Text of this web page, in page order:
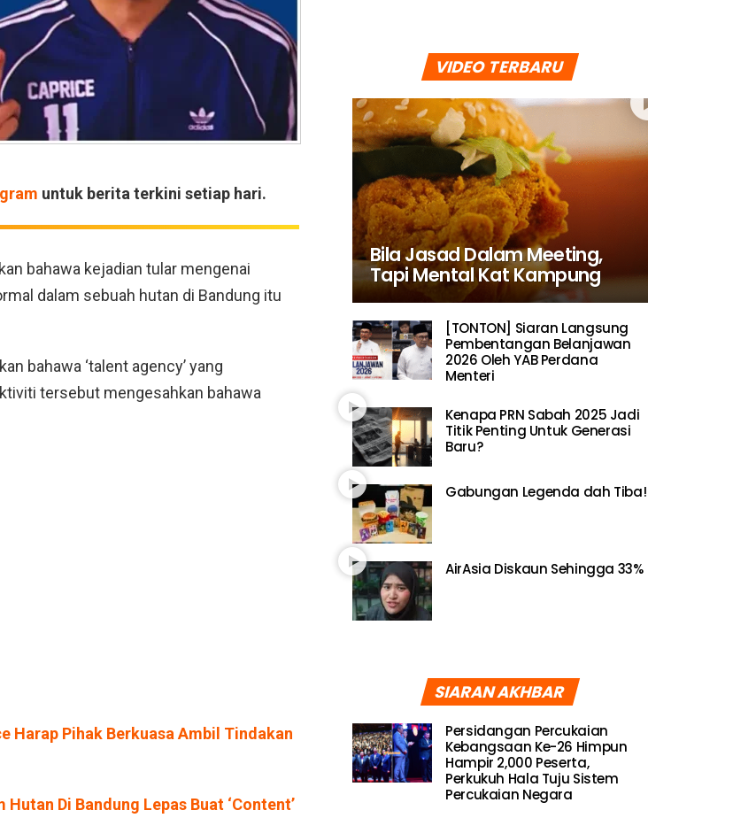
untuk berita terkini setiap hari.
bahawa kejadian tular mengenai
dalam sebuah hutan di Bandung itu
bahawa ‘talent agency’ yang
tersebut mengesahkan bahawa
Harap Pihak Berkuasa Ambil Tindakan
Di Bandung Lepas Buat ‘Content’
VIDEO TERBARU
Bila Jasad Dalam Meeting,
Tapi Mental Kat Kampung
[TONTON] Siaran Langsung
Pembentangan Belanjawan
2026 Oleh YAB Perdana
Menteri
Kenapa PRN Sabah 2025 Jadi
Titik Penting Untuk Generasi
Baru?
Gabungan Legenda dah Tiba!
AirAsia Diskaun Sehingga 33%
SIARAN AKHBAR
Persidangan Percukaian
Kebangsaan Ke-26 Himpun
Hampir 2,000 Peserta,
Perkukuh Hala Tuju Sistem
Percukaian Negara